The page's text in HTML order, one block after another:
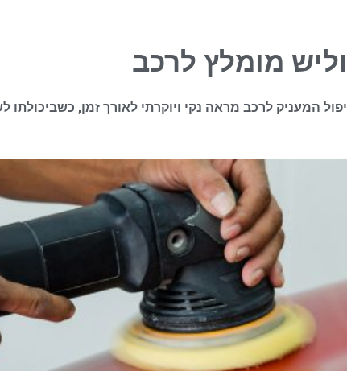
מומלץ לרכב
המעניק לרכב מראה נקי ויוקרתי לאורך זמן,